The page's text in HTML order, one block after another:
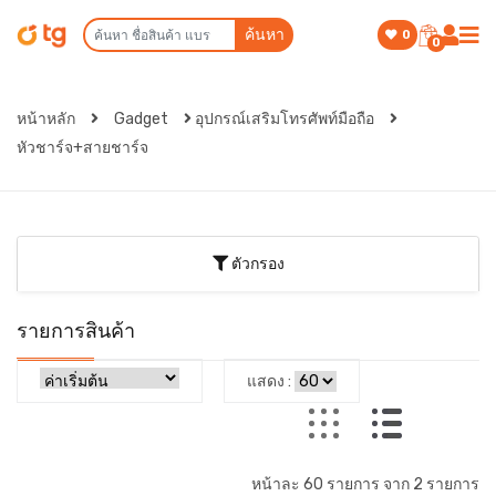
ค้นหา 0
0
หน้าหลัก Gadget
อุปกรณ์เสริมโทรศัพท์มือถือ
หัวชาร์จ+สายชาร์จ
ตัวกรอง
รายการสินค้า
แสดง :
หน้าละ 60 รายการ จาก 2 รายการ